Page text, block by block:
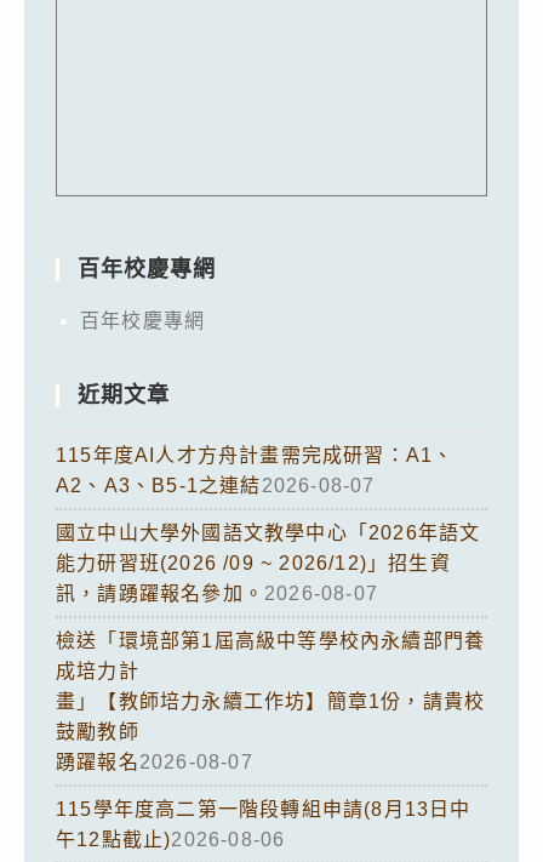
百年校慶專網
百年校慶專網
近期文章
115年度AI人才方舟計畫需完成研習：A1、
A2、A3、B5-1之連結2026-08-07
國立中山大學外國語文教學中心「2026年語文
能力研習班(2026 /09 ~ 2026/12)」招生資
訊，請踴躍報名參加。 2026-08-07
檢送「環境部第1屆高級中等學校內永續部門養
成培力計
畫」【教師培力永續工作坊】簡章1份，請貴校
鼓勵教師
踴躍報名2026-08-07
115學年度高二第一階段轉組申請(8月13日中
午12點截止)2026-08-06